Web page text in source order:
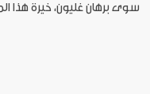
سوى برهان غليون، خيرة هذا